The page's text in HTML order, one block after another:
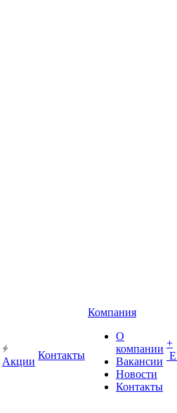
Акции
Контакты
Компания
О
компании
Вакансии
Новости
Контакты
+